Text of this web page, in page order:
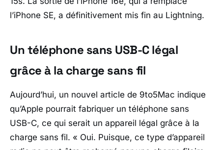
l’iPhone SE, a définitivement mis fin au Lightning.
Un téléphone sans USB-C légal
grâce à la charge sans fil
Aujourd’hui, un nouvel article de 9to5Mac indique
qu’Apple pourrait fabriquer un téléphone sans
USB-C, ce qui serait un appareil légal grâce à la
charge sans fil. « Oui. Puisque, ce type d’appareil